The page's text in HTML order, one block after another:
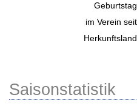
im Verein
Saisonstatistik